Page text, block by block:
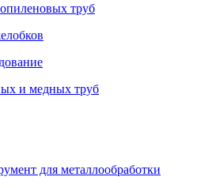
труб
и медных труб
для металлообработки